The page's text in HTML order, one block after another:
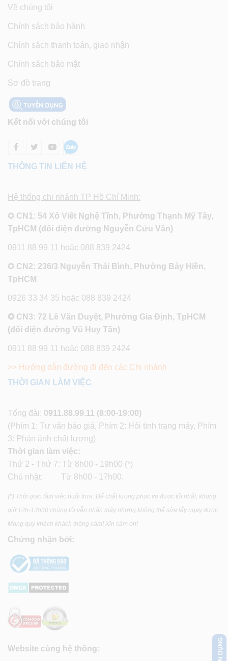
Về chúng tôi
Chính sách bảo hành
Chính sách thanh toán, giao nhận
Chính sách bảo mật
Sơ đồ trang
Kết nối với chúng tôi
THÔNG TIN LIÊN HỆ
Hệ thống chi nhánh TP Hồ Chí Minh:
✪ CN1: 54 Xô Viết Nghệ Tĩnh, Phường Thạnh Mỹ Tây,
TpHCM (đối diện đường Nguyễn Cửu Vân)
0911 88 99 11 hoặc 088 839 2424
✪ CN2: 236/3 Nguyễn Thái Bình, Phường Bảy Hiền,
TpHCM
0926 33 34 35 hoặc 088 839 2424
✪ CN3: 72 Lê Văn Duyệt, Phường Gia Định, TpHCM
(đối diện đường Vũ Huy Tấn)
0911 88 99 11 hoặc 088 839 2424
>> Hướng dẫn đường đi đến các Chi nhánh
THỜI GIAN LÀM VIỆC
Tổng đài: 0911.88.99.11 (8:00-19:00)
(Phím 1: Tư vấn báo giá, Phím 2: Hỏi tình trạng máy, Phím
3: Phản ánh chất lượng)
Thời gian làm việc:
Thứ 2 - Thứ 7: Từ 8h00 - 19h00 (*)
Chủ nhật: Từ 8h00 - 17h00.
(*) Thời gian làm việc buổi trưa: Để chất lượng phục vụ được tốt nhất, khung
giờ 12h-13h30 chúng tôi vẫn nhận máy nhưng không thể sửa lấy ngay được.
Mong quý khách khách thông cảm! Xin cảm ơn!
Chứng nhận bởi:
Website cùng hệ thống: